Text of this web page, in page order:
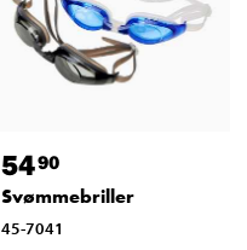
5490
Svømmebriller
45-7041